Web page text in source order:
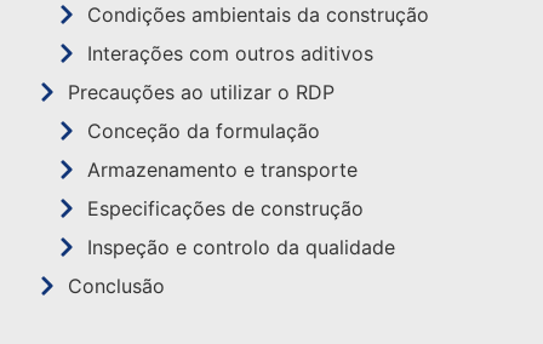
Condições ambientais da construção
Interações com outros aditivos
Precauções ao utilizar o RDP
Conceção da formulação
Armazenamento e transporte
Especificações de construção
Inspeção e controlo da qualidade
Conclusão